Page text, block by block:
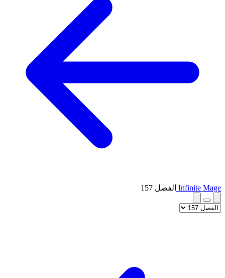
Infinite Mage الفصل 157